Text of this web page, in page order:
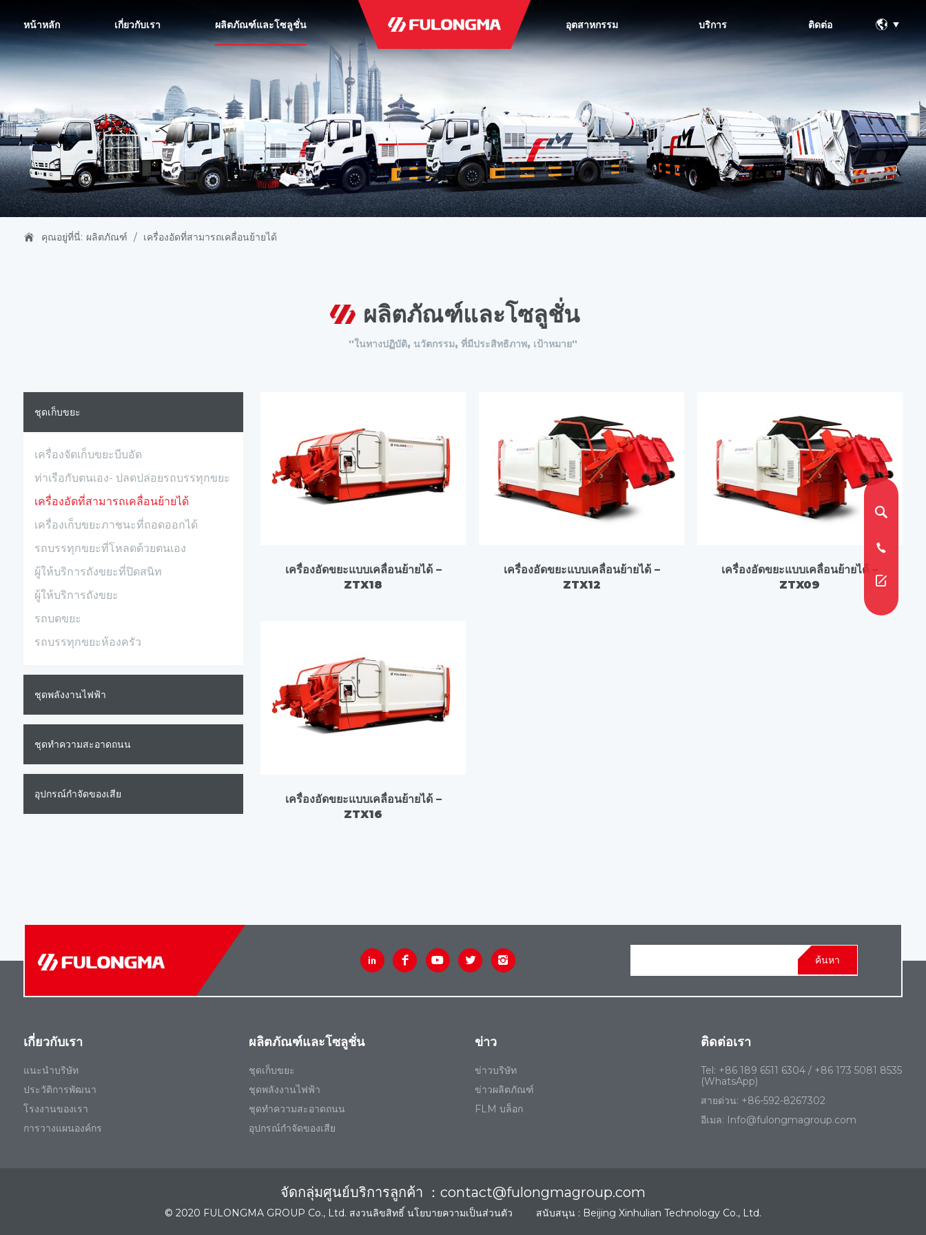
หน้าหลัก เกี่ยวกับเรา ผลิตภัณฑ์และโซลูชั่น อุตสาหกรรม บริการ ติดต่อ
คุณอยู่ที่นี่: ผลิตภัณฑ์ / เครื่องอัดที่สามารถเคลื่อนย้ายได้
ผลิตภัณฑ์และโซลูชั่น
"ในทางปฏิบัติ, นวัตกรรม, ที่มีประสิทธิภาพ, เป้าหมาย"
ชุดเก็บขยะ
เครื่องจัดเก็บขยะบีบอัด
ท่าเรือกับตนเอง- ปลดปล่อยรถบรรทุกขยะ
เครื่องอัดที่สามารถเคลื่อนย้ายได้
เครื่องเก็บขยะภาชนะที่ถอดออกได้
รถบรรทุกขยะที่โหลดด้วยตนเอง
ผู้ให้บริการถังขยะที่ปิดสนิท
ผู้ให้บริการถังขยะ
รถบดขยะ
รถบรรทุกขยะห้องครัว
ชุดพลังงานไฟฟ้า
ชุดทําความสะอาดถนน
อุปกรณ์กําจัดของเสีย
เครื่องอัดขยะแบบเคลื่อนย้ายได้ –
ZTX18
เครื่องอัดขยะแบบเคลื่อนย้ายได้ –
ZTX12
เครื่องอัดขยะแบบเคลื่อนย้ายได้ –
ZTX09
เครื่องอัดขยะแบบเคลื่อนย้ายได้ –
ZTX16
ค้นหา
เกี่ยวกับเรา
แนะนําบริษัท
ประวัติการพัฒนา
โรงงานของเรา
การวางแผนองค์กร
ผลิตภัณฑ์และโซลูชั่น
ชุดเก็บขยะ
ชุดพลังงานไฟฟ้า
ชุดทําความสะอาดถนน
อุปกรณ์กําจัดของเสีย
ข่าว
ข่าวบริษัท
ข่าวผลิตภัณฑ์
FLM บล็อก
ติดต่อเรา
Tel: +86 189 6511 6304 / +86 173 5081 8535
(WhatsApp)
สายด่วน: +86-592-8267302‬
อีเมล: Info@fulongmagroup.com
จัดกลุ่มศูนย์บริการลูกค้า ：contact@fulongmagroup.com
© 2020 FULONGMA GROUP Co., Ltd. สงวนลิขสิทธิ์ นโยบายความเป็นส่วนตัว สนับสนุน : Beijing Xinhulian Technology Co., Ltd.